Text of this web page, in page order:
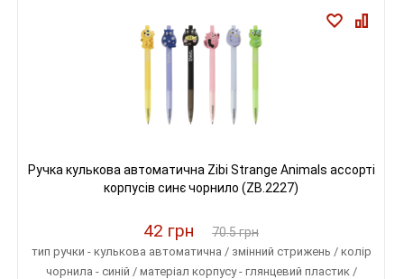
Ручка кулькова автоматична Zibi Strange Animals ассорті
корпусів синє чорнило (ZB.2227)
42 грн 70.5 грн
тип ручки - кулькова автоматична / змінний стрижень / колір
чорнила - синій / матеріал корпусу - глянцевий пластик /